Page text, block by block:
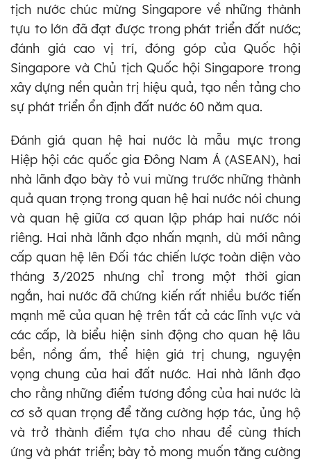
tịch nước chúc mừng Singapore về những thành
tựu to lớn đã đạt được trong phát triển đất nước;
đánh giá cao vị trí, đóng góp của Quốc hội
Singapore và Chủ tịch Quốc hội Singapore trong
xây dựng nền quản trị hiệu quả, tạo nền tảng cho
sự phát triển ổn định đất nước 60 năm qua.
Đánh giá quan hệ hai nước là mẫu mực trong
Hiệp hội các quốc gia Đông Nam Á (ASEAN), hai
nhà lãnh đạo bày tỏ vui mừng trước những thành
quả quan trọng trong quan hệ hai nước nói chung
và quan hệ giữa cơ quan lập pháp hai nước nói
riêng. Hai nhà lãnh đạo nhấn mạnh, dù mới nâng
cấp quan hệ lên Đối tác chiến lược toàn diện vào
tháng 3/2025 nhưng chỉ trong một thời gian
ngắn, hai nước đã chứng kiến rất nhiều bước tiến
mạnh mẽ của quan hệ trên tất cả các lĩnh vực và
các cấp, là biểu hiện sinh động cho quan hệ lâu
bền, nồng ấm, thể hiện giá trị chung, nguyện
vọng chung của hai đất nước. Hai nhà lãnh đạo
cho rằng những điểm tương đồng của hai nước là
cơ sở quan trọng để tăng cường hợp tác, ủng hộ
và trở thành điểm tựa cho nhau để cùng thích
ứng và phát triển; bày tỏ mong muốn tăng cường